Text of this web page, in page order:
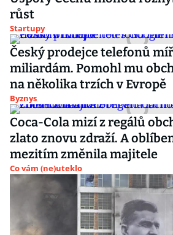
růst
Startupy
Český prodejce telefonů
miliardám. Pomohl mu
na několika trzích v Evropě
Byznys
Coca-Cola mizí z regálů
zlato znovu zdraží. A
mezitím změnila majitele
Co vám (ne)uteklo